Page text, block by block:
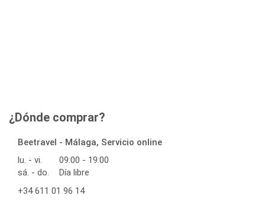
¿Dónde comprar?
Beetravel - Málaga, Servicio online
lu. - vi.
09:00 - 19:00
sá. - do.
Día libre
+34 611 01 96 14